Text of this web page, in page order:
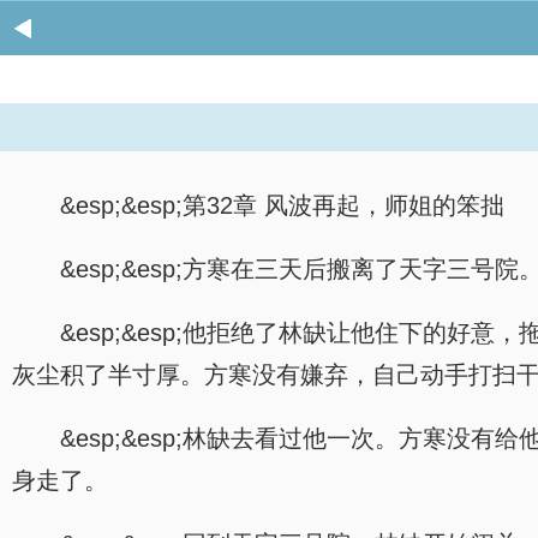
&esp;&esp;第32章 风波再起，师姐的笨拙
&esp;&esp;方寒在三天后搬离了天字三号院
&esp;&esp;他拒绝了林缺让他住下的好意，
灰尘积了半寸厚。方寒没有嫌弃，自己动手打扫
&esp;&esp;林缺去看过他一次。方寒没有给
身走了。